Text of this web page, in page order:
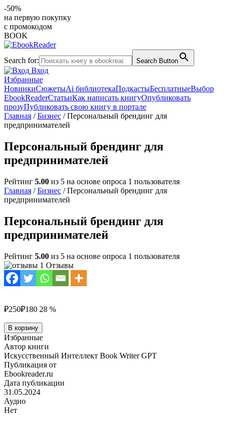
-50%
на первую покупку
с промокодом
BOOK
Search for: Search Button
Вход
Избранные
НовинкиСюжетыAi библиотекаПодкастыБесплатныеВыбор
EbookReaderСтатьиКак написать книгуОпубликовать
прозуПубликовать свою книгу в портале
Главная /Бизнес / Персональный брендинг для
предпринимателей
Персональный брендинг для
предпринимателей
Рейтинг 5.00 из 5 на основе опроса 1 пользователя
Главная /Бизнес / Персональный брендинг для
предпринимателей
Персональный брендинг для
предпринимателей
Рейтинг 5.00 из 5 на основе опроса 1 пользователя
1 Отзывы
₽250₽180 28 %
Количество
товара
Персональный
брендинг
для
предпринимателей
В корзину
Избранные
Автор книги
Искусственный Интеллект Book Writer GPT
Публикация от
Ebookreader.ru
Дата публикации
31.05.2024
Аудио
Нет